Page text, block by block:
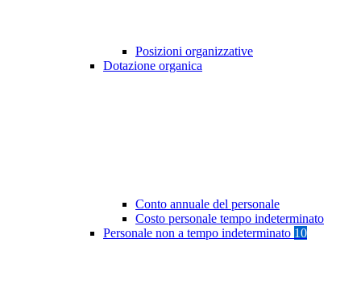
Posizioni organizzative
Dotazione organica
Conto annuale del personale
Costo personale tempo indeterminato
Personale non a tempo indeterminato 10